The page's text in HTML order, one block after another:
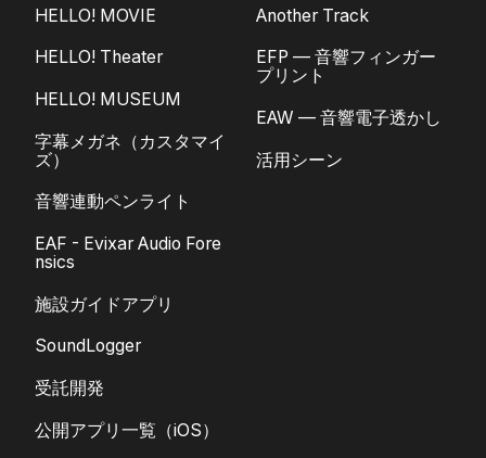
HELLO! MOVIE
HELLO! Theater
HELLO! MUSEUM
字幕メガネ（カスタマイ
ズ）
音響連動ペンライト
EAF - Evixar Audio Fore
nsics
施設ガイドアプリ
SoundLogger
受託開発
公開アプリ一覧（iOS）
Another Track
EFP — 音響フィンガー
プリント
EAW — 音響電子透かし
活用シーン